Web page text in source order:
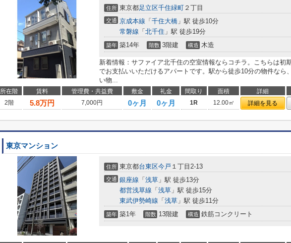
住所 東京都足立区千住緑町 ２丁目
交通 京成本線 「 千住大橋 」駅 徒歩10分
常磐線 「 北千住 」駅 徒歩19分
築年 築14年 階数 3階建 構造 木造
新着情報：サファイア北千住の空室情報ならコチラ。こちらは初
でお支払いいただけるアパートです。駅から徒歩10分の物件なら
い物...
所在階 賃料 管理費・共益費 敷金 礼金 間取り 面積 詳細
2階
5.8万円 7,000円 0ヶ月 0ヶ月 1R 12.00㎡ 詳細を見る
東京マンション
住所 東京都台東区今戸 １丁目2-13
交通 銀座線 「 浅草 」駅 徒歩13分
都営浅草線 「 浅草 」駅 徒歩15分
東武伊勢崎線 「 浅草 」駅 徒歩11分
築年 築1年 階数 13階建 構造 鉄筋コンクリート